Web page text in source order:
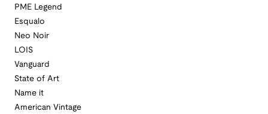
PME Legend
Esqualo
Neo Noir
LOIS
Vanguard
State of Art
Name it
American Vintage